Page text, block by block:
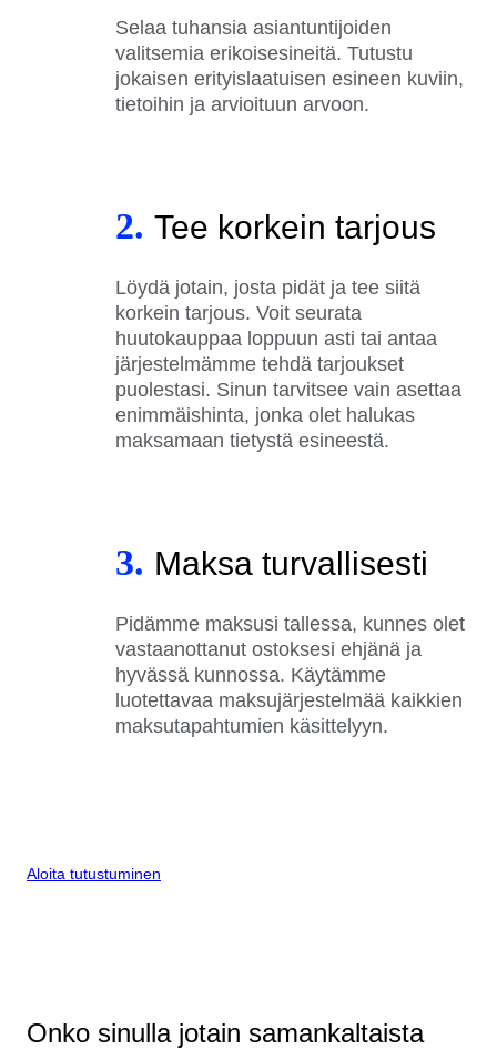
Selaa tuhansia asiantuntijoiden
valitsemia erikoisesineitä. Tutustu
jokaisen erityislaatuisen esineen kuviin,
tietoihin ja arvioituun arvoon.
2. Tee korkein tarjous
Löydä jotain, josta pidät ja tee siitä
korkein tarjous. Voit seurata
huutokauppaa loppuun asti tai antaa
järjestelmämme tehdä tarjoukset
puolestasi. Sinun tarvitsee vain asettaa
enimmäishinta, jonka olet halukas
maksamaan tietystä esineestä.
3. Maksa turvallisesti
Pidämme maksusi tallessa, kunnes olet
vastaanottanut ostoksesi ehjänä ja
hyvässä kunnossa. Käytämme
luotettavaa maksujärjestelmää kaikkien
maksutapahtumien käsittelyyn.
Aloita tutustuminen
Onko sinulla jotain samankaltaista